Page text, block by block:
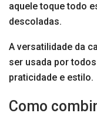
aquele toque todo
descoladas.
A versatilidade da
ser usada por
praticidade e estilo.
Como